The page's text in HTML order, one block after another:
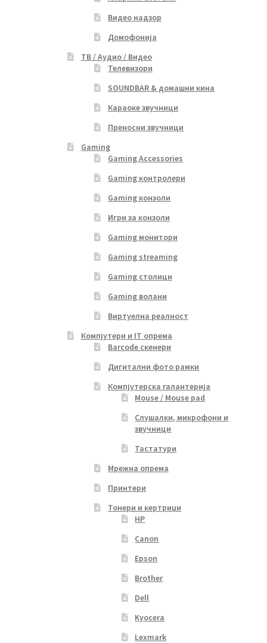
Видео надзор
Домофонија
ТВ / Аудио / Видео
Телевизори
SOUNDBAR & домашни кина
Караоке звучници
Преносни звучници
Gaming
Gaming Accessories
Gaming контролери
Gaming конзоли
Игри за конзоли
Gaming монитори
Gaming streaming
Gaming столици
Gaming волани
Виртуелна реалност
Компјутери и IT опрема
Barcode скенери
Дигитални фото рамки
Компјутерска галантерија
Mouse / Mouse pad
Слушалки, микрофони и
звучници
Тастатури
Мрежна опрема
Принтери
Тонери и кертриџи
HP
Canon
Epson
Brother
Dell
Kyocera
Lexmark